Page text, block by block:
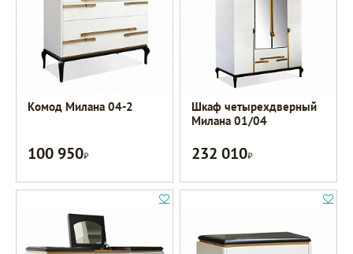
Комод Милана 04-2
100 950Р
Шкаф четырехдверный
Милана 01/04
232 010Р